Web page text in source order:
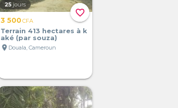
favorite_border
25 jours
3 500CFA
Terrain 413 hectares à k
aké (par souza)
location_on Douala, Cameroun